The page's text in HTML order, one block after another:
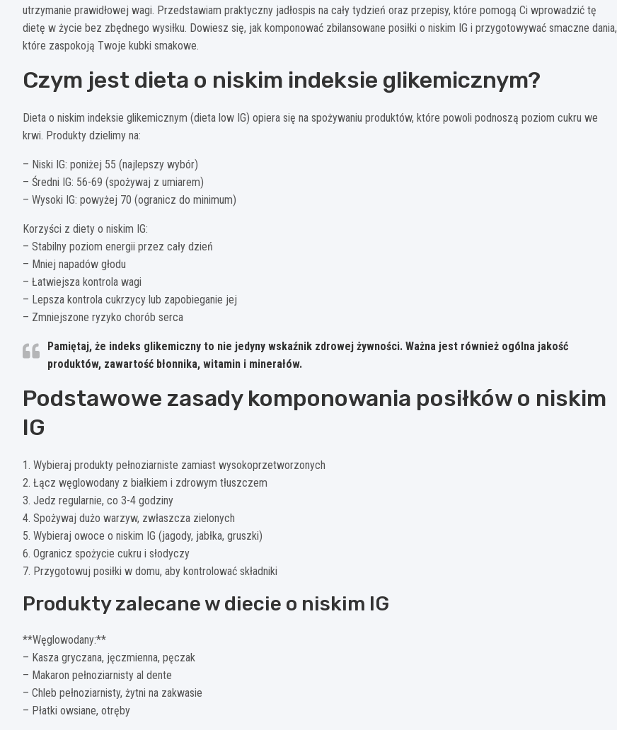
utrzymanie prawidłowej wagi. Przedstawiam praktyczny jadłospis na cały tydzień oraz przepisy, które pomogą Ci wprowadzić tę
dietę w życie bez zbędnego wysiłku. Dowiesz się, jak komponować zbilansowane posiłki o niskim IG i przygotowywać smaczne dania,
które zaspokoją Twoje kubki smakowe.
Czym jest dieta o niskim indeksie glikemicznym?
Dieta o niskim indeksie glikemicznym (dieta low IG) opiera się na spożywaniu produktów, które powoli podnoszą poziom cukru we
krwi. Produkty dzielimy na:
– Niski IG: poniżej 55 (najlepszy wybór)
– Średni IG: 56-69 (spożywaj z umiarem)
– Wysoki IG: powyżej 70 (ogranicz do minimum)
Korzyści z diety o niskim IG:
– Stabilny poziom energii przez cały dzień
– Mniej napadów głodu
– Łatwiejsza kontrola wagi
– Lepsza kontrola cukrzycy lub zapobieganie jej
– Zmniejszone ryzyko chorób serca
Pamiętaj, że indeks glikemiczny to nie jedyny wskaźnik zdrowej żywności. Ważna jest również ogólna jakość
produktów, zawartość błonnika, witamin i minerałów.
Podstawowe zasady komponowania posiłków o niskim
IG
1. Wybieraj produkty pełnoziarniste zamiast wysokoprzetworzonych
2. Łącz węglowodany z białkiem i zdrowym tłuszczem
3. Jedz regularnie, co 3-4 godziny
4. Spożywaj dużo warzyw, zwłaszcza zielonych
5. Wybieraj owoce o niskim IG (jagody, jabłka, gruszki)
6. Ogranicz spożycie cukru i słodyczy
7. Przygotowuj posiłki w domu, aby kontrolować składniki
Produkty zalecane w diecie o niskim IG
**Węglowodany:**
– Kasza gryczana, jęczmienna, pęczak
– Makaron pełnoziarnisty al dente
– Chleb pełnoziarnisty, żytni na zakwasie
– Płatki owsiane, otręby